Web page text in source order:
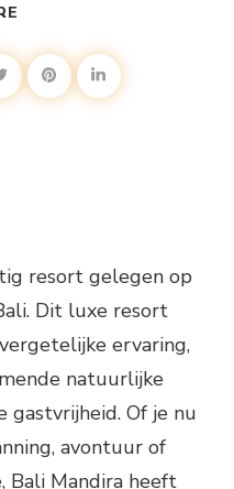
resort gelegen op
Dit luxe resort
ervaring,
natuurlijke
gastvrijheid. Of je nu
avontuur of
Bali Mandira heeft